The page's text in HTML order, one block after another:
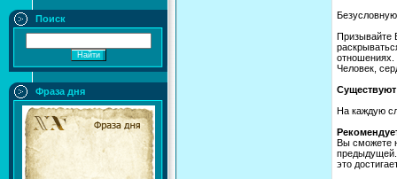
Поиск
Фраза дня
Призывайте
отношениях.
Человек,
Существуют
На каждую
Вы сможете
предыдущей.
это